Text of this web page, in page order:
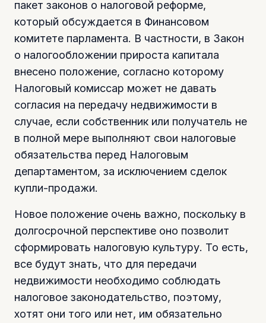
пакет законов о налоговой реформе,
который обсуждается в Финансовом
комитете парламента. В частности, в Закон
о налогообложении прироста капитала
внесено положение, согласно которому
Налоговый комиссар может не давать
согласия на передачу недвижимости в
случае, если собственник или получатель не
в полной мере выполняют свои налоговые
обязательства перед Налоговым
департаментом, за исключением сделок
купли-продажи.
Новое положение очень важно, поскольку в
долгосрочной перспективе оно позволит
сформировать налоговую культуру. То есть,
все будут знать, что для передачи
недвижимости необходимо соблюдать
налоговое законодательство, поэтому,
хотят они того или нет, им обязательно